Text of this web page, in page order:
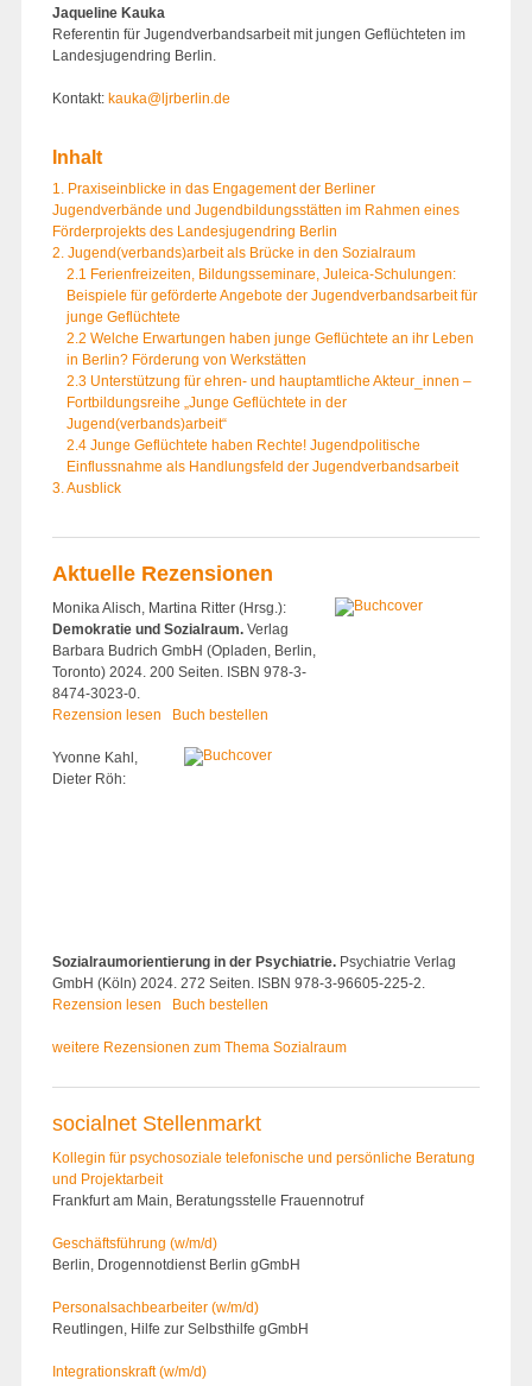
Jaqueline Kauka
Referentin für Jugendverbandsarbeit mit jungen Geflüchteten im
Landesjugendring Berlin.
Kontakt: kauka@ljrberlin.de
Inhalt
1. Praxiseinblicke in das Engagement der Berliner
Jugendverbände und Jugendbildungsstätten im Rahmen eines
Förderprojekts des Landesjugendring Berlin
2. Jugend(verbands)arbeit als Brücke in den Sozialraum
2.1 Ferienfreizeiten, Bildungsseminare, Juleica-Schulungen:
Beispiele für geförderte Angebote der Jugendverbandsarbeit für
junge Geflüchtete
2.2 Welche Erwartungen haben junge Geflüchtete an ihr Leben
in Berlin? Förderung von Werkstätten
2.3 Unterstützung für ehren- und hauptamtliche Akteur_innen –
Fortbildungsreihe „Junge Geflüchtete in der
Jugend(verbands)arbeit“
2.4 Junge Geflüchtete haben Rechte! Jugendpolitische
Einflussnahme als Handlungsfeld der Jugendverbandsarbeit
3. Ausblick
Aktuelle Rezensionen
Monika Alisch, Martina Ritter (Hrsg.):
Demokratie und Sozialraum. Verlag
Barbara Budrich GmbH (Opladen, Berlin,
Toronto) 2024. 200 Seiten. ISBN 978-3-
8474-3023-0.
Rezension lesen
Buch bestellen
Yvonne Kahl,
Dieter Röh:
Sozialraumorientierung in der Psychiatrie. Psychiatrie Verlag
GmbH (Köln) 2024. 272 Seiten. ISBN 978-3-96605-225-2.
Rezension lesen
Buch bestellen
weitere Rezensionen zum Thema Sozialraum
socialnet Stellenmarkt
Kollegin für psychosoziale telefonische und persönliche Beratung
und Projektarbeit
Frankfurt am Main, Beratungsstelle Frauennotruf
Geschäftsführung (w/m/d)
Berlin, Drogennotdienst Berlin gGmbH
Personalsach­bearbeiter (w/m/d)
Reutlingen, Hilfe zur Selbsthilfe gGmbH
Integrationskraft (w/m/d)